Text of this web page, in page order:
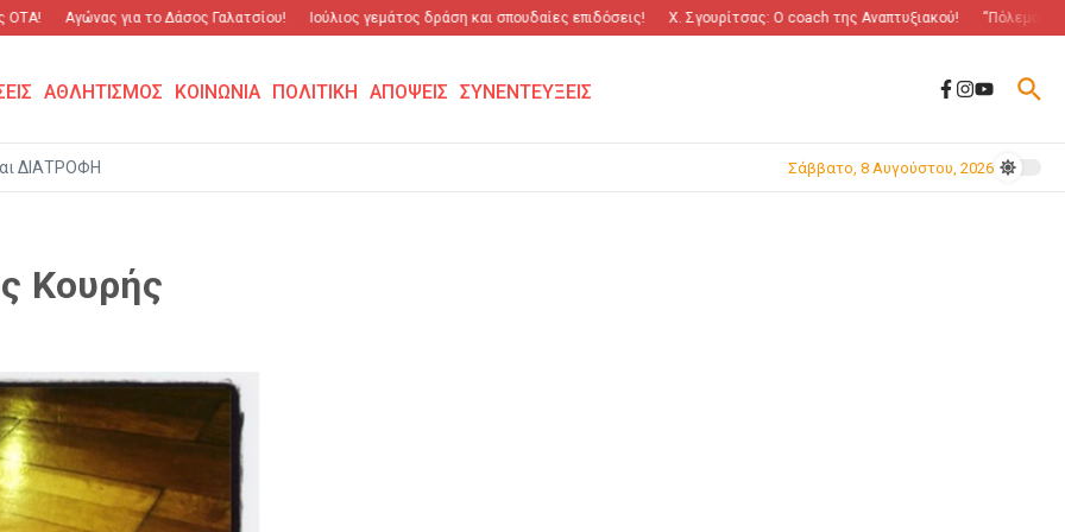
Αγώνας για το Δάσος Γαλατσίου! Ιούλιος γεμάτος δράση και σπουδαίες επιδόσεις! Χ. Σγουρίτσας: O coach της Αναπτυξιακού! “Πόλεμος”
ΑΘΛΗΤΙΣΜΟΣ ΚΟΙΝΩΝΙΑ ΠΟΛΙΤΙΚΗ ΑΠΟΨΕΙΣ ΣΥΝΕΝΤΕΥΞΕΙΣ
ΔΙΑΤΡΟΦΗ Σάββατο, 8 Αυγούστου, 2026
Κουρής